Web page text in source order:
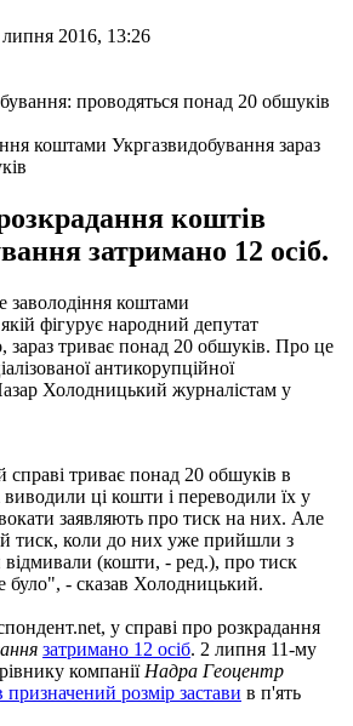
2016, 13:26
коштами Укргазвидобування зараз
коштів
затримано 12 осіб.
заволодіння коштами
фігурує народний депутат
триває понад 20 обшуків. Про це
антикорупційної
Холодницький журналістам у
справі триває понад 20 обшуків в
виводили ці кошти і переводили їх у
заявляють про тиск на них. Але
тиск, коли до них уже прийшли з
(кошти, - ред.), про тиск
було", - сказав Холодницький.
у справі про розкрадання
затримано 12 осіб. 2 липня 11-му
компанії Надра Геоцентр
призначений розмір застави в п'ять